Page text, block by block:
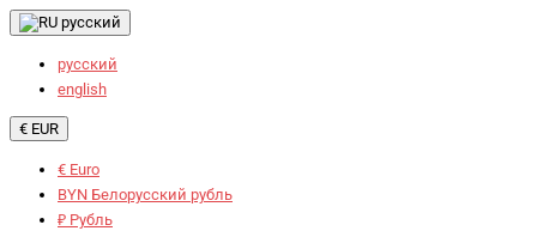
русский
русский
english
€ EUR
€ Euro
BYN Белорусский рубль
₽ Рубль